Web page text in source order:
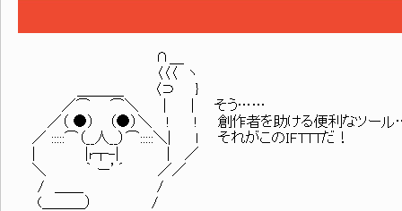
∩＿
〈〈〈 ヽ
＿＿＿_ 〈⊃ }
／⌒ ⌒＼ | | そう……
／（ ●） （●）＼ ! ! 創作者を助ける便利なツー
／ :::::⌒（__人__）⌒:::::＼| l それがこのIFTTTだ！
| |r┬-| | ／
＼ ｀ ー’´ ／／
/ ＿＿ /
(＿＿＿） /